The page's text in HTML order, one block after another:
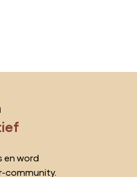
en word
community.